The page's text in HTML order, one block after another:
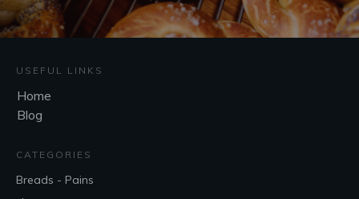
USEFUL LINKS
Home
Blog
CATEGORIES
Breads - Pains